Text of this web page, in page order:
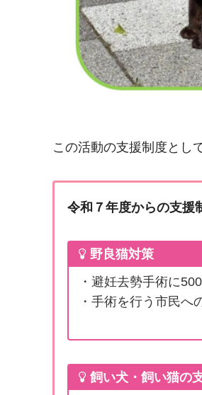
この活動の支援制度とし
令和７年度からの支援
野良猫対策
・避妊去勢手術に
・手術を行う市民へ
飼い犬・飼い猫の